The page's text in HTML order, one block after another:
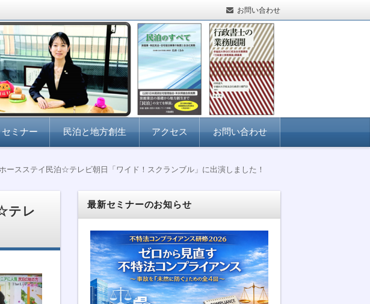
お問い合わせ
セミナー 民泊と地方創生 アクセス お問い合わせ
ースステイ民泊☆テレビ朝日「ワイド！スクランブル」に出演しました！
テレ
最新セミナーのお知らせ